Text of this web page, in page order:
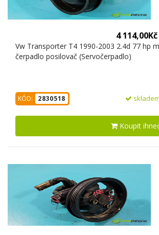
4 114,00Kč
Vw Transporter T4 1990-2003 2.4d 77 hp
čerpadlo posilovač (Servočerpadlo)
KÓD: 2830518
Koupit